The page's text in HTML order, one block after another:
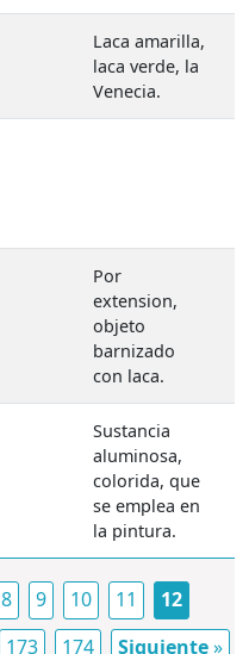
Laca amarilla,
laca verde, la
Venecia.
Por
extension,
objeto
barnizado
con laca.
Sustancia
aluminosa,
colorida, que
se emplea en
la pintura.
8 9 10 11
12
173 174 Siguiente»